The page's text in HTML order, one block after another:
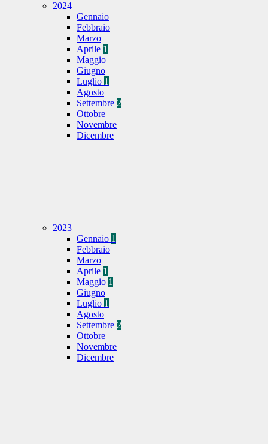
2024
Gennaio
Febbraio
Marzo
Aprile 1
Maggio
Giugno
Luglio 1
Agosto
Settembre 2
Ottobre
Novembre
Dicembre
2023
Gennaio 1
Febbraio
Marzo
Aprile 1
Maggio 1
Giugno
Luglio 1
Agosto
Settembre 2
Ottobre
Novembre
Dicembre